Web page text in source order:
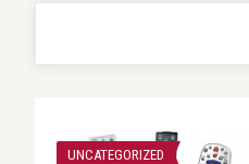
UNCATEGORIZED